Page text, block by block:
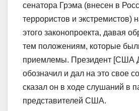
сенатора Грэма (внесен в
террористов и экстремистов)
этого законопроекта, давая
тем положениям, которые
приемлемы. Президент [США
обозначил и дал на это свое
сказал он в ходе слушаний в
представителей США.